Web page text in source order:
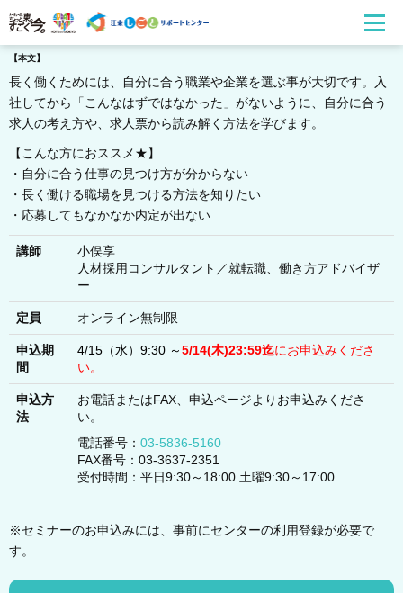
【本文】
長く働くためには、自分に合う職業や企業を選ぶ事が大切です。入
社してから「こんなはずではなかった」がないように、自分に合う
求人の考え方や、求人票から読み解く方法を学びます。
【こんな方におススメ★】
・自分に合う仕事の見つけ方が分からない
・長く働ける職場を見つける方法を知りたい
・応募してもなかなか内定が出ない
講師
小俣享
⼈材採⽤コンサルタント／就転職、働き⽅アドバイザ
ー
定員 オンライン無制限
申込期
間
4/15（水）9:30 ～5/14(木)23:59迄にお申込みくださ
い。
申込方
法
お電話またはFAX、申込ページよりお申込みくださ
い。
電話番号： 03-5836-5160
FAX番号：03-3637-2351
受付時間：平日9:30～18:00 土曜9:30～17:00
※セミナーのお申込みには、事前にセンターの利用登録が必要で
す。